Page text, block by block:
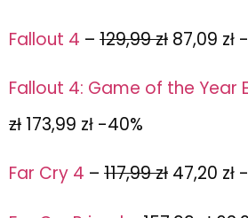
Fallout 4 – 129,99 zł 87,09 zł
Fallout 4: Game of the Year
zł 173,99 zł -40%
Far Cry 4 – 117,99 zł 47,20 zł